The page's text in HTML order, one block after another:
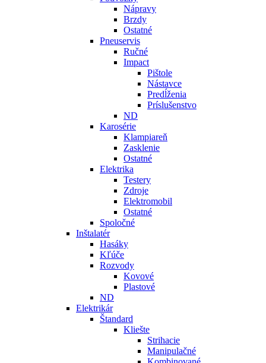
Nápravy
Brzdy
Ostatné
Pneuservis
Ručné
Impact
Pištole
Nástavce
Predĺženia
Príslušenstvo
ND
Karosérie
Klampiareň
Zasklenie
Ostatné
Elektrika
Testery
Zdroje
Elektromobil
Ostatné
Spoločné
Inštalatér
Hasáky
Kľúče
Rozvody
Kovové
Plastové
ND
Elektrikár
Štandard
Kliešte
Strihacie
Manipulačné